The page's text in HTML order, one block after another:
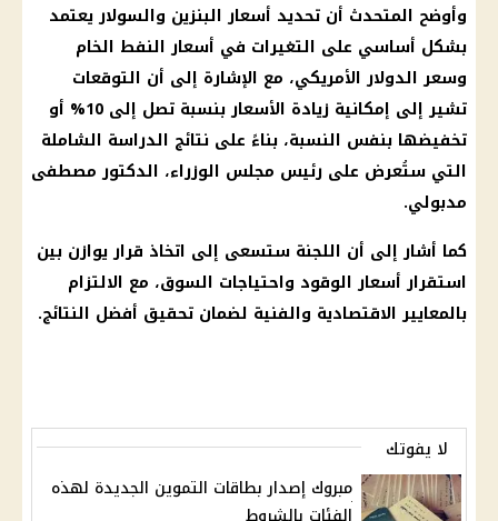
وأوضح المتحدث أن تحديد أسعار البنزين والسولاريعتمد
بشكل أساسي على التغيرات في أسعارالنفط الخام
وسعرالدولارالأمريكي، مع الإشارة إلى أن التوقعات
تشير إلى إمكانية زيادة الأسعار
بنسبة تصل إلى 10% أو
تخفيضها بنفس النسبة، بناءً على نتائج الدراسة الشاملة
التي ستُعرض على رئيس مجلس الوزراء، الدكتور مصطفى
مدبولي.
كما أشار إلى أن اللجنة ستسعى إلى اتخاذ قراريوازن بين
استقرارأسعار الوقود واحتياجات السوق، مع الالتزام
بالمعايير الاقتصادية والفنية لضمان تحقيق أفضل النتائج.
لا يفوتك
مبروك إصدار بطاقات التموين الجديدة لهذه